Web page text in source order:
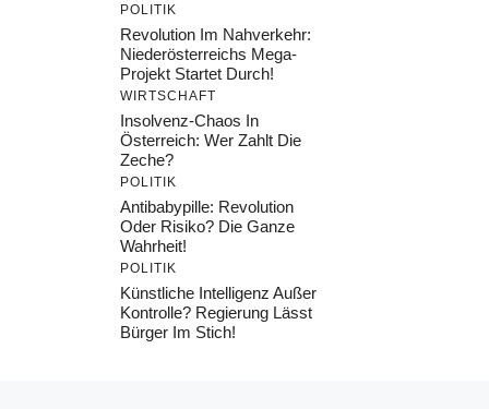
POLITIK
Revolution Im Nahverkehr:
Niederösterreichs Mega-
Projekt Startet Durch!
WIRTSCHAFT
Insolvenz-Chaos In
Österreich: Wer Zahlt Die
Zeche?
POLITIK
Antibabypille: Revolution
Oder Risiko? Die Ganze
Wahrheit!
POLITIK
Künstliche Intelligenz Außer
Kontrolle? Regierung Lässt
Bürger Im Stich!